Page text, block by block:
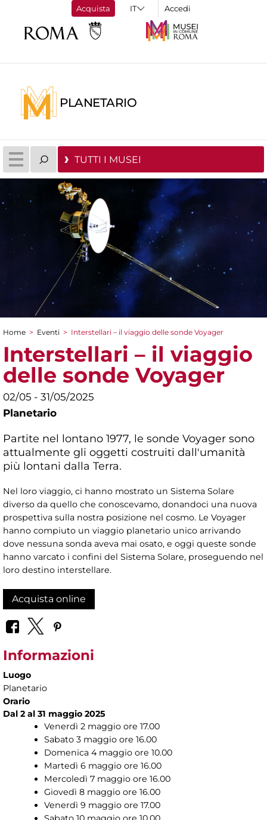
Acquista Accedi
PLANETARIO
TUTTI I MUSEI
Tu sei qui
Home > Eventi > Interstellari – il viaggio delle sonde Voyager
Interstellari – il viaggio
delle sonde Voyager
02/05 - 31/05/2025
Planetario
Partite nel lontano 1977, le sonde Voyager sono
attualmente gli oggetti costruiti dall'umanità
più lontani dalla Terra.
Nel loro viaggio, ci hanno mostrato un Sistema Solare
diverso da quello che conoscevamo, donandoci una nuova
prospettiva sulla nostra posizione nel cosmo. Le Voyager
hanno compiuto un viaggio planetario unico arrivando
dove nessuna sonda aveva mai osato, e oggi queste sonde
hanno varcato i confini del Sistema Solare, proseguendo nel
loro destino interstellare.
Acquista online
Informazioni
Luogo
Planetario
Orario
Dal 2 al 31 maggio 2025
Venerdì 2 maggio ore 17.00
Sabato 3 maggio ore 16.00
Domenica 4 maggio ore 10.00
Martedì 6 maggio ore 16.00
Mercoledì 7 maggio ore 16.00
Giovedì 8 maggio ore 16.00
Venerdì 9 maggio ore 17.00